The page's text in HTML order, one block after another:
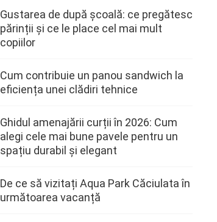
Gustarea de după școală: ce pregătesc
părinții și ce le place cel mai mult
copiilor
Cum contribuie un panou sandwich la
eficiența unei clădiri tehnice
Ghidul amenajării curții în 2026: Cum
alegi cele mai bune pavele pentru un
spațiu durabil și elegant
De ce să vizitați Aqua Park Căciulata în
următoarea vacanță